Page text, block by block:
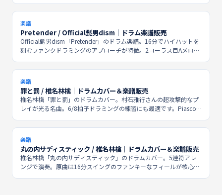
楽譜
Pretender / Official髭男dism｜ドラム楽譜販売
Official髭男dism「Pretender」のドラム楽譜。16分でハイハットを
刻むファンクドラミングのアプローチが特徴。2コーラス目Aメロの
楽譜
罪と罰 / 椎名林檎｜ドラムカバー＆楽譜販売
椎名林檎「罪と罰」のドラムカバー。村石雅行さんの超攻撃的なプ
レイが光る名曲。6/8拍子ドラミングの練習にも最適です。Piascore
楽譜
丸の内サディスティック / 椎名林檎｜ドラムカバー＆楽譜販売
椎名林檎「丸の内サディスティック」のドラムカバー。5連符アレ
ンジで演奏。原曲は16分スイングのファンキーなフィールが核心。